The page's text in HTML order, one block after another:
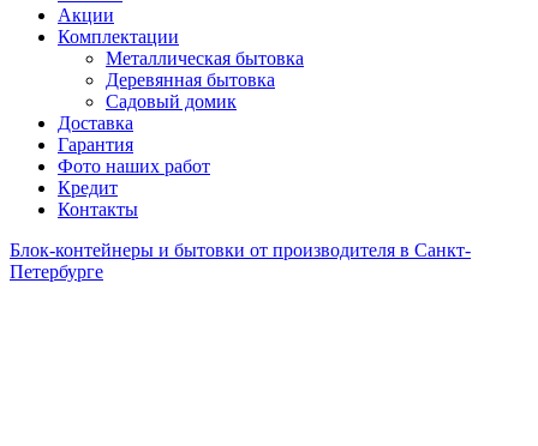
Акции
Комплектации
Металлическая бытовка
Деревянная бытовка
Садовый домик
Доставка
Гарантия
Фото наших работ
Кредит
Контакты
Блок-контейнеры и бытовки от производителя в Санкт-
Петербурге